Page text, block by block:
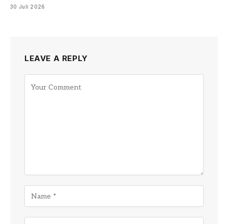
30 Juli 2026
LEAVE A REPLY